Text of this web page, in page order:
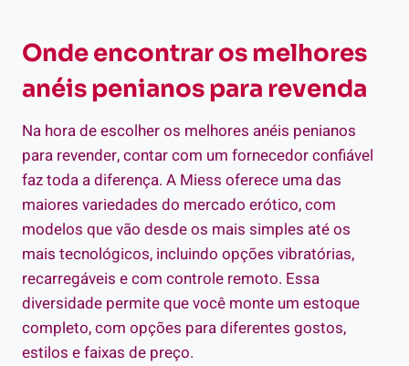
Onde encontrar os melhores
anéis penianos para revenda
Na hora de escolher os melhores anéis penianos
para revender, contar com um fornecedor confiável
faz toda a diferença. A Miess oferece uma das
maiores variedades do mercado erótico, com
modelos que vão desde os mais simples até os
mais tecnológicos, incluindo opções vibratórias,
recarregáveis e com controle remoto. Essa
diversidade permite que você monte um estoque
completo, com opções para diferentes gostos,
estilos e faixas de preço.